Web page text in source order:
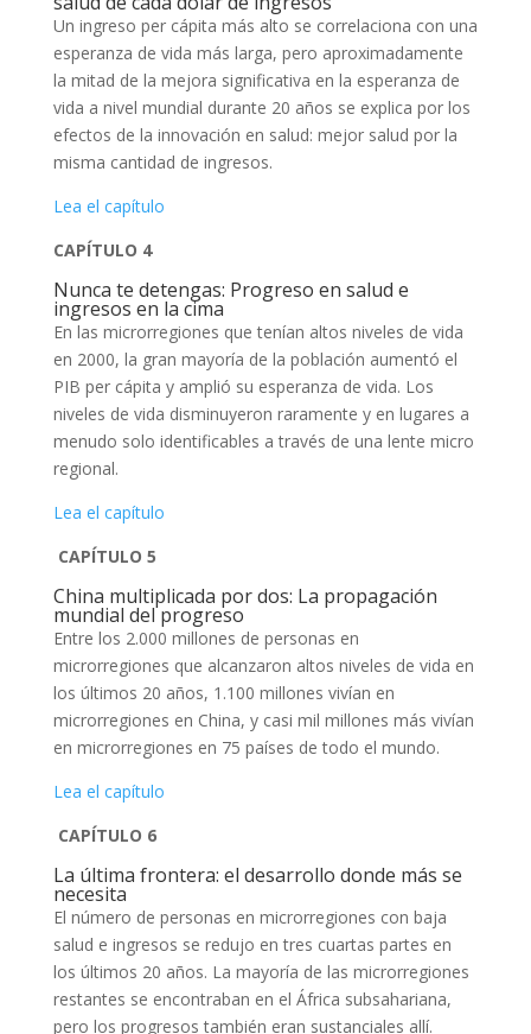
Un ingreso per cápita más alto se correlaciona con una
esperanza de vida más larga, pero aproximadamente
la mitad de la mejora significativa en la esperanza de
vida a nivel mundial durante 20 años se explica por los
efectos de la innovación en salud: mejor salud por la
misma cantidad de ingresos.
Lea el capítulo
CAPÍTULO 4
Nunca te detengas: Progreso en salud e
ingresos en la cima
En las microrregiones que tenían altos niveles de vida
en 2000, la gran mayoría de la población aumentó el
PIB per cápita y amplió su esperanza de vida. Los
niveles de vida disminuyeron raramente y en lugares a
menudo solo identificables a través de una lente micro
regional.
Lea el capítulo
CAPÍTULO 5
China multiplicada por dos: La propagación
mundial del progreso
Entre los 2.000 millones de personas en
microrregiones que alcanzaron altos niveles de vida en
los últimos 20 años, 1.100 millones vivían en
microrregiones en China, y casi mil millones más vivían
en microrregiones en 75 países de todo el mundo.
Lea el capítulo
CAPÍTULO 6
La última frontera: el desarrollo donde más se
necesita
El número de personas en microrregiones con baja
salud e ingresos se redujo en tres cuartas partes en
los últimos 20 años. La mayoría de las microrregiones
restantes se encontraban en el África subsahariana,
pero los progresos también eran sustanciales allí.